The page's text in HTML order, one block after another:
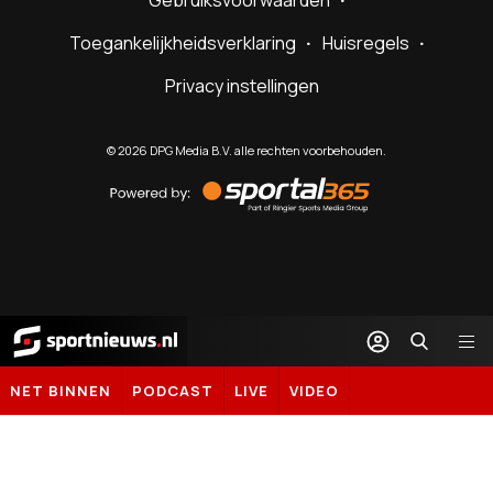
Toegankelijkheidsverklaring
Huisregels
Privacy instellingen
©2026 DPG Media B.V. alle rechten voorbehouden.
by
Sportal365
Sportnieuws.nl
NET BINNEN PODCAST LIVE VIDEO